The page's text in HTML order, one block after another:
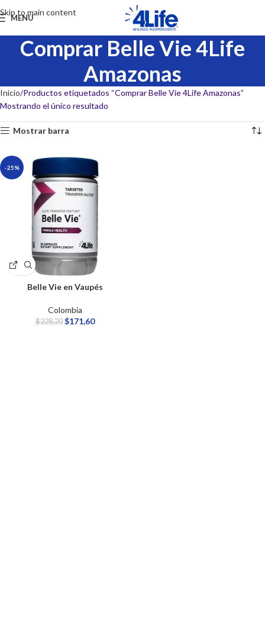
Skip to main content
MENU
Comprar Belle Vie 4Life
Amazonas
Inicio Productos etiquetados “Comprar Belle Vie 4Life Amazonas”
Mostrando el único resultado
Mostrar barra
-25%
Belle Vie en Vaupés
Colombia
$228,20 $171,60